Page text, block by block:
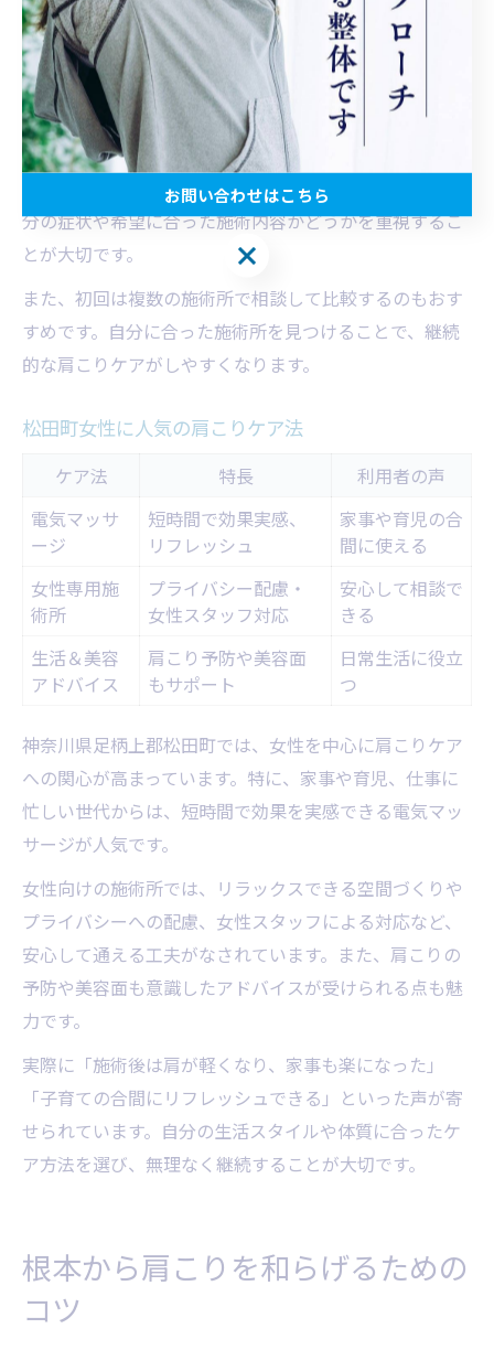
びは非常に重要です。松田町では、駅近や駐車場完備の
店舗、夜間営業や予約優先の整体院など、ライフスタイ
ルに合わせた選択肢が広がっています。
施術所を選ぶ際は、電気マッサージの実績や専門性、カ
ウンセリングの丁寧さ、アフターケアの充実度などを確
認しましょう。口コミや体験談も参考になりますが、自
分の症状や希望に合った施術内容かどうかを重視するこ
とが大切です。
また、初回は複数の施術所で相談して比較するのもおす
すめです。自分に合った施術所を見つけることで、継続
的な肩こりケアがしやすくなります。
松田町女性に人気の肩こりケア法
ケア法 特長
利用者の声
電気マッサ
ージ
短時間で効果実感、
リフレッシュ
家事や育児の合
間に使える
女性専用施
術所
プライバシー配慮・
女性スタッフ対応
安心して相談で
きる
生活＆美容
アドバイス
肩こり予防や美容面
もサポート
日常生活に役立
つ
神奈川県足柄上郡松田町では、女性を中心に肩こりケア
への関心が高まっています。特に、家事や育児、仕事に
忙しい世代からは、短時間で効果を実感できる電気マッ
サージが人気です。
女性向けの施術所では、リラックスできる空間づくりや
プライバシーへの配慮、女性スタッフによる対応など、
安心して通える工夫がなされています。また、肩こりの
予防や美容面も意識したアドバイスが受けられる点も魅
力です。
実際に「施術後は肩が軽くなり、家事も楽になった」
「子育ての合間にリフレッシュできる」といった声が寄
せられています。自分の生活スタイルや体質に合ったケ
ア方法を選び、無理なく継続することが大切です。
根本から肩こりを和らげるための
コツ
お問い合わせはこちら
お問い合わせはこちら